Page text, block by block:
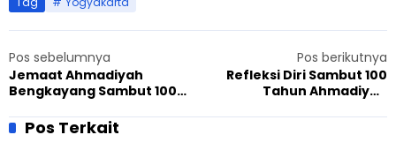
Pos sebelumnya
Jemaat Ahmadiyah
Bengkayang Sambut 100
Indonesia, Pentingnya
Memiliki Tazkiyatun Nafs
Pos berikutnya
Refleksi Diri Sambut 100
Tahun Ahmadiyah
Panunggangan Pusat Gelar
Pos Terkait